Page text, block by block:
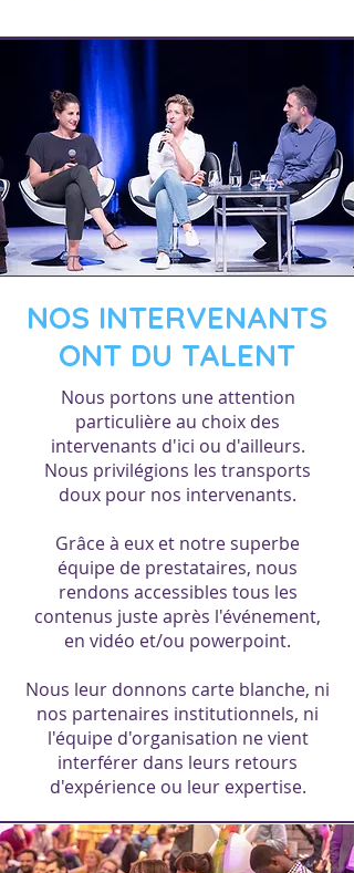
NOS INTERVENANTS
ONT DU TALENT
Nous portons une attention
particulière au choix des
intervenants d'ici ou d'ailleurs.
Nous privilégions les transports
doux pour nos intervenants.
Grâce à eux et notre superbe
équipe de prestataires, nous
rendons accessibles tous les
contenus juste après l'événement,
en vidéo et/ou powerpoint.
Nous leur donnons carte blanche, ni
nos partenaires institutionnels, ni
l'équipe d'organisation ne vient
interférer dans leurs retours
d'expérience ou leur expertise.